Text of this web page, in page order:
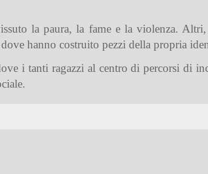
la paura, la fame e la violenza. Altri,
hanno costruito pezzi della propria
i tanti ragazzi al centro di percorsi di